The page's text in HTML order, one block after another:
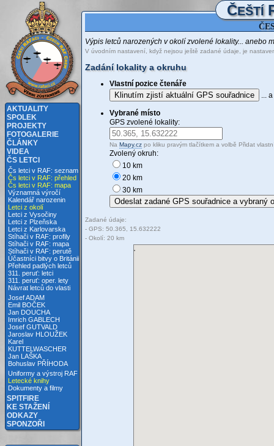
AKTUALITY
SPOLEK
PROJEKTY
FOTOGALERIE
ČLÁNKY
VIDEA
ČS LETCI
Čs letci v RAF: seznam
Čs letci v RAF: přehled
Čs letci v RAF: mapa
Významná výročí
Kalendář narozenin
Letci z okolí
Letci z Vysočiny
Letci z Plzeňska
Letci z Karlovarska
Stíhači v RAF: profily
Stíhači v RAF: mapa
Stíhači v RAF: perutě
Účastníci bitvy o Británii
Přehled padlých letců
311. peruť: letci
311. peruť: oper. lety
Návrat letců do vlasti
Josef ADAM
Emil BOČEK
Jan DOUCHA
Imrich GABLECH
Josef GUTVALD
Jaroslav HLOUŽEK
Karel
KUTTELWASCHER
Jan LAŠKA
Bohuslav PŘÍHODA
Uniformy a výstroj RAF
Letecké knihy
Dokumenty a filmy
SPITFIRE
KE STAŽENÍ
ODKAZY
SPONZOŘI
ČEŠTÍ
Výpis letců narozených v okolí zvolené lokality... anebo
V úvodním nastavení, když nejsou ještě zadané údaje, je
Zadání lokality a okruhu
Vlastní pozice čtenáře
Klinutím zjistí aktuální GPS souřadnice ...
Vybrané místo
GPS zvolené lokality:
Na Mapy.cz po kliku pravým tlačítkem a volbě Přidat
Zvolený okruh:
10 km
20 km
30 km
Zadané údaje:
- GPS: 50.365, 15.632222
- Okolí: 20 km